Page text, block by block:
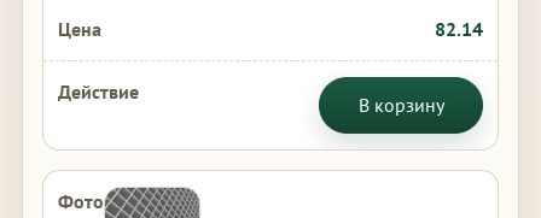
82.14
В корзину